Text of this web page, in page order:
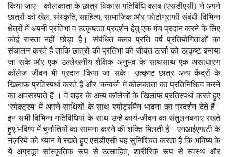
किया जाए। कोलकाता के छात्र विकास गतिविधि क्लब (एसडीएसी) ने अपने
छात्रों को खेल, संस्कृति, साहित्य, सामाजिक और फोटोग्राफी संबंधी विभिन्न
क्षेत्रों में अपनी प्रतिभा व उत्कृष्टता प्रदर्शन हेतु एक मंच प्रदान करने के लिए
कोई रास्ता नहीं छोड़ा है। संबंधित क्लब प्रति वर्ष प्रतियोगिताओं का
संचालन करते हैं ताकि छात्रों की प्रतिभा की जीवंत ऊर्जा को उत्कृष्ट बनाया
जा सके और एक उल्लेखनीय शैक्षिक अनुभव के साथसाथ एक असाधारण
कॉलेज जीवन भी प्रदान किया जा सके। उत्कृष्ट छात्र अन्य केंद्रों के
खिलाफ प्रतिस्पर्धा करते हैं और 'कन्वर्ज' में कोलकाता का प्रतिनिधित्व करने
का अवसरपाते हैं । वे शहर के अन्य कॉलेजों के खिलाफ प्रतिस्पर्धा करते हुए
'स्पेक्ट्रम' में अपने साथियों के साथ स्पोर्ट्समैन भावना का प्रदर्शन देते हैं।
इन सभी विभिन्न गतिविधियां के साथ उन्हे कार्य-जीवन का संतुलनबनाए रखते
हुए भविष्य में चुनौतियों का सामना करने की शक्ति मिलती है। एनआईएफटी के
नज़रिये को ध्यान में रखते हुए एसडीएसी यह सुनिश्चित करता है कि भविष्य के
ये अग्रदूत सांस्कृतिक रूप से उत्साहित, शारीरिक रूप से स्वस्थ और